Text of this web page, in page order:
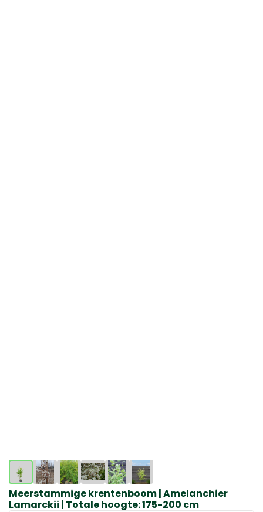
Meerstammige krentenboom | Amelanchier
Lamarckii | Totale hoogte: 175-200 cm